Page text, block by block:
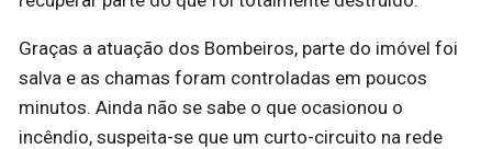
Graças a atuação dos Bombeiros, parte do imóvel foi
salva e as chamas foram controladas em poucos
minutos. Ainda não se sabe o que ocasionou o
incêndio, suspeita-se que um curto-circuito na rede